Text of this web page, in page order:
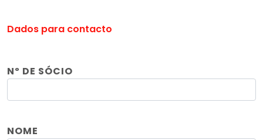
Dados para contacto
Nº DE SÓCIO
NOME